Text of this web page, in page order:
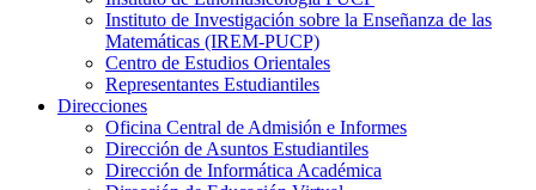
Instituto de Investigación sobre la Enseñanza de las
Matemáticas (IREM-PUCP)
Centro de Estudios Orientales
Representantes Estudiantiles
Direcciones
Oficina Central de Admisión e Informes
Dirección de Asuntos Estudiantiles
Dirección de Informática Académica